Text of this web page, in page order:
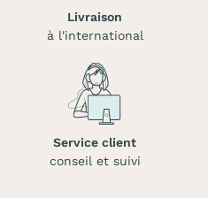
Livraison
à l'international
Service client
conseil et suivi